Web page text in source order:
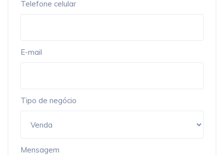
Telefone celular
E-mail
Tipo de negócio
Mensagem